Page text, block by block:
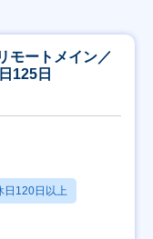
モートメイン／
125日
日120日以上